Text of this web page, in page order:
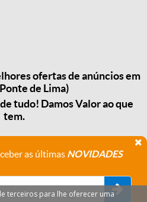
ofertas de anúncios em
de Lima)
tudo! Damos Valor ao que
tem.
as últimas NOVIDADES
terceiros para lhe oferecer uma